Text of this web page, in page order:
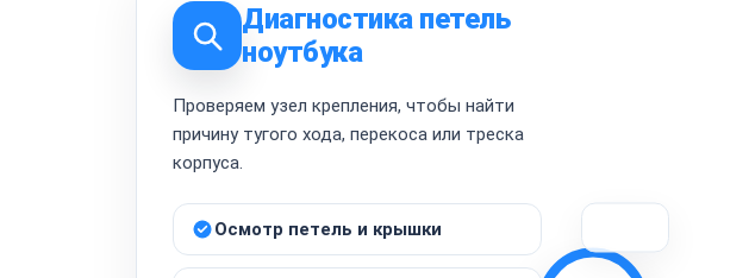
Диагностика петель
ноутбука
Проверяем узел крепления, чтобы найти
причину тугого хода, перекоса или треска
корпуса.
Осмотр петель и крышки